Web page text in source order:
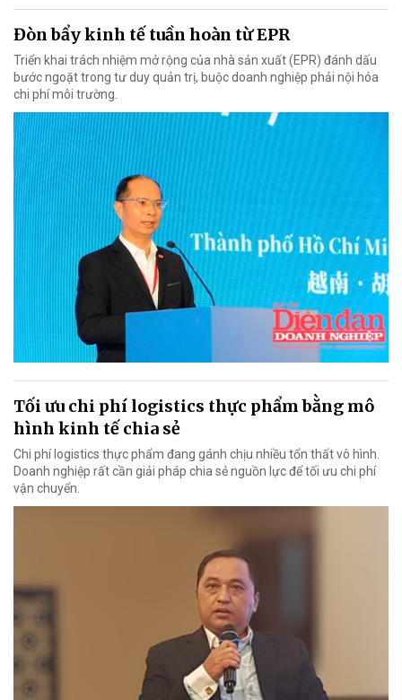
Đòn bẩy kinh tế tuần hoàn từ EPR
Triển khai trách nhiệm mở rộng của nhà sản xuất (EPR) đánh dấu
bước ngoặt trong tư duy quản trị, buộc doanh nghiệp phải nội hóa
chi phí môi trường.
Tối ưu chi phí logistics thực phẩm bằng mô
hình kinh tế chia sẻ
Chi phí logistics thực phẩm đang gánh chịu nhiều tổn thất vô hình.
Doanh nghiệp rất cần giải pháp chia sẻ nguồn lực để tối ưu chi phí
vận chuyển.